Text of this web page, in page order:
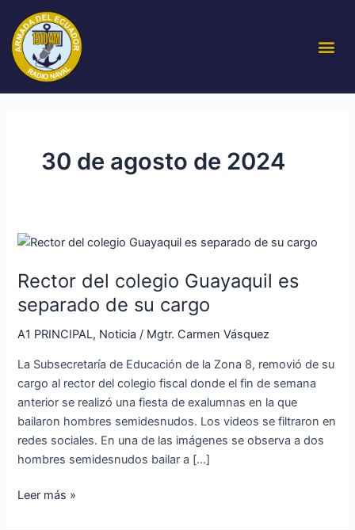
contenido
30 de agosto de 2024
Rector del colegio Guayaquil es
separado de su cargo
A1 PRINCIPAL, Noticia / Mgtr. Carmen Vásquez
La Subsecretaría de Educación de la Zona 8, removió de su
cargo al rector del colegio fiscal donde el fin de semana
anterior se realizó una fiesta de exalumnas en la que
bailaron hombres semidesnudos. Los videos se filtraron en
redes sociales. En una de las imágenes se observa a dos
hombres semidesnudos bailar a […]
Rector
colegio
Guayaquil
es
separado
su
cargo
Leer más »